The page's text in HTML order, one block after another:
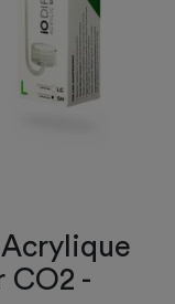
CO2 -